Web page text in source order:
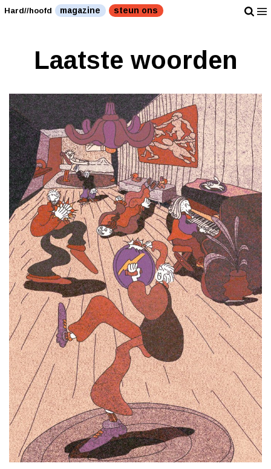
Hard//hoofd magazine steun ons
Laatste woorden